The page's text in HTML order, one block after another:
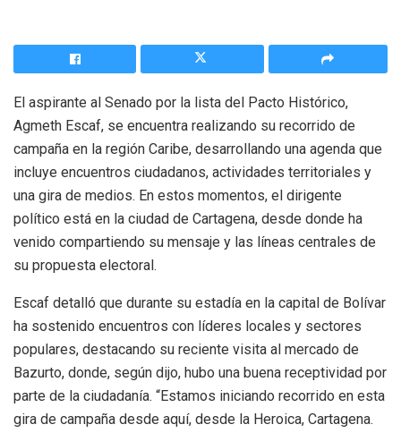
El aspirante al Senado por la lista del Pacto Histórico,
Agmeth Escaf, se encuentra realizando su recorrido de
campaña en la región Caribe, desarrollando una agenda que
incluye encuentros ciudadanos, actividades territoriales y
una gira de medios. En estos momentos, el dirigente
político está en la ciudad de Cartagena, desde donde ha
venido compartiendo su mensaje y las líneas centrales de
su propuesta electoral.
Escaf detalló que durante su estadía en la capital de Bolívar
ha sostenido encuentros con líderes locales y sectores
populares, destacando su reciente visita al mercado de
Bazurto, donde, según dijo, hubo una buena receptividad por
parte de la ciudadanía. “Estamos iniciando recorrido en esta
gira de campaña desde aquí, desde la Heroica, Cartagena.